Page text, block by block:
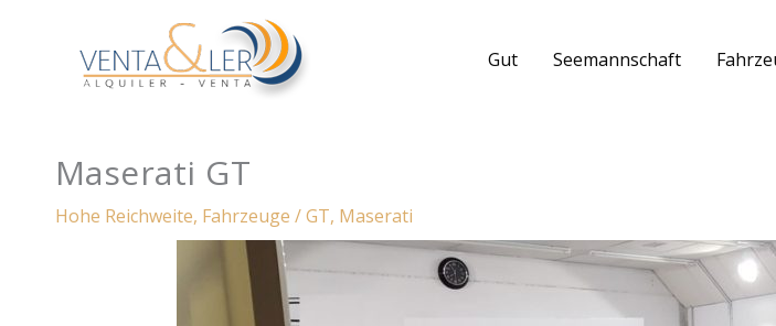
Gut Seemannschaft
Maserati GT
Hohe Reichweite, Fahrzeuge /GT, Maserati